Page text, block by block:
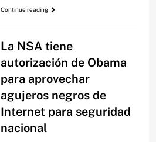
Continue reading
La NSA tiene
autorización de Obama
para aprovechar
agujeros negros de
Internet para seguridad
nacional